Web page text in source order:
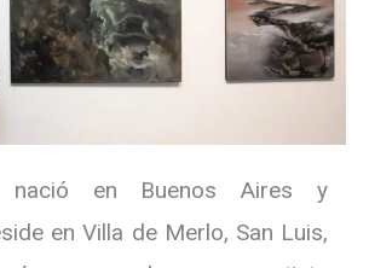
nació en Buenos Aires y
en Villa de Merlo, San Luis,